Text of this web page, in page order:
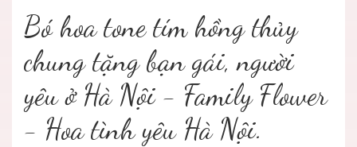
Bó hoa tone tím hồng thủy
chung tặng bạn gái, người
yêu ở Hà Nội - Family Flower
- Hoa tình yêu Hà Nội.